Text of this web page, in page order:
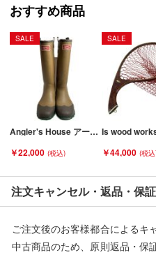
おすすめ商品
SALE
Angler's House アークティックニーブーツ Lサイズ インナーソックス毛玉あり Cランク
￥22,000
SALE
￥44,000
注文キャンセル・返品・保
ご注文後のお客様都合によるキ
中古商品のため、原則返品・保